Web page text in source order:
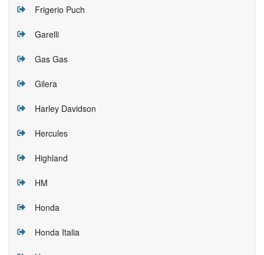
Frigerio Puch
Garelli
Gas Gas
Gilera
Harley Davidson
Hercules
Highland
HM
Honda
Honda Italia